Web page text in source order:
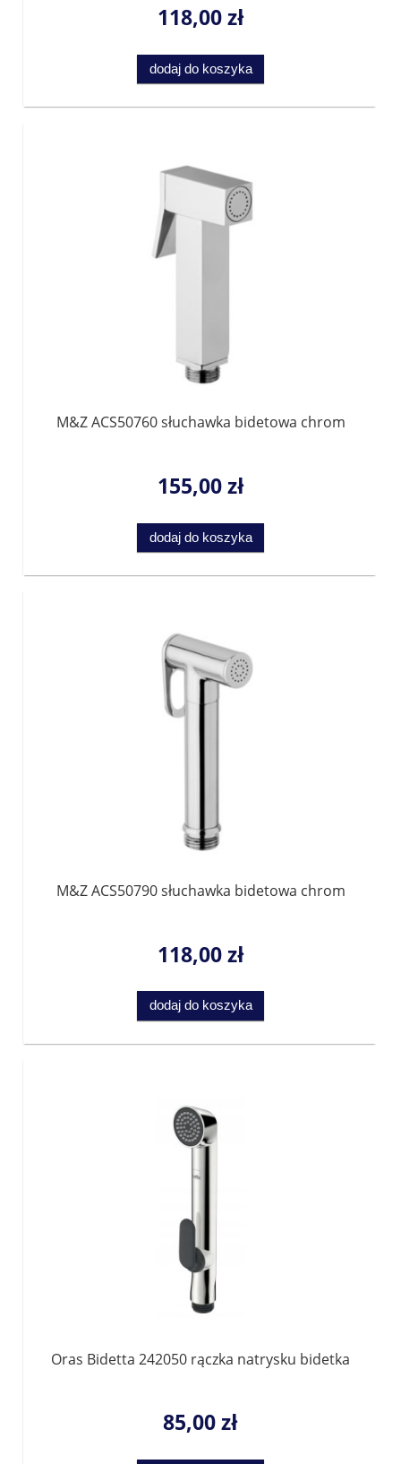
118,00 zł
dodaj do koszyka
M&Z ACS50760 słuchawka bidetowa chrom
155,00 zł
dodaj do koszyka
M&Z ACS50790 słuchawka bidetowa chrom
118,00 zł
dodaj do koszyka
Oras Bidetta 242050 rączka natrysku bidetka
85,00 zł